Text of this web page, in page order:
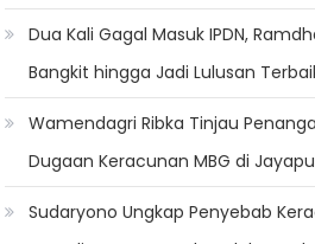
Dua Kali Gagal Masuk IPDN,
Bangkit hingga Jadi Lulusan
Wamendagri Ribka Tinjau
Dugaan Keracunan MBG di
Sudaryono Ungkap Penyebab